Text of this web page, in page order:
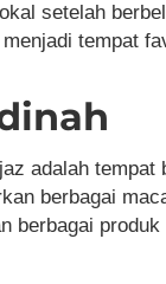
setelah
tempat
adalah tempat
berbagai
berbagai